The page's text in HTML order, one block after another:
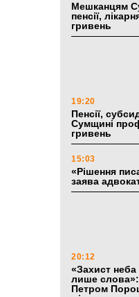
Мешканцям
пенсії,
гривень
19:20
Пенсії,
Сумщині
гривень
15:03
«Рішення
заява
20:12
«Захист
лише
Петром